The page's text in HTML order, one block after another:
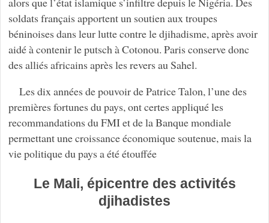
soldats français apportent un soutien aux troupes
béninoises dans leur lutte contre le djihadisme, après avoir
aidé à contenir le putsch à Cotonou. Paris conserve donc
des alliés africains après les revers au Sahel.
Les dix années de pouvoir de Patrice Talon, l’une des
premières fortunes du pays, ont certes appliqué les
recommandations du FMI et de la Banque mondiale
permettant une croissance économique soutenue, mais la
vie politique du pays a été étouffée
Le Mali, épicentre des activités
djihadistes